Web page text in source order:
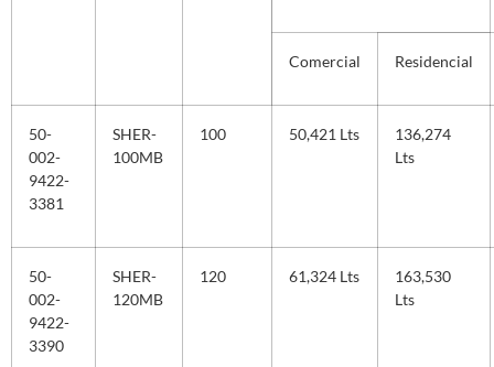
Comercial Residencial
50-
002-
9422-
3381
SHER-
100MB
100 50,421 Lts
136,274
Lts
50-
002-
9422-
3390
SHER-
120MB
120 61,324 Lts
163,530
Lts